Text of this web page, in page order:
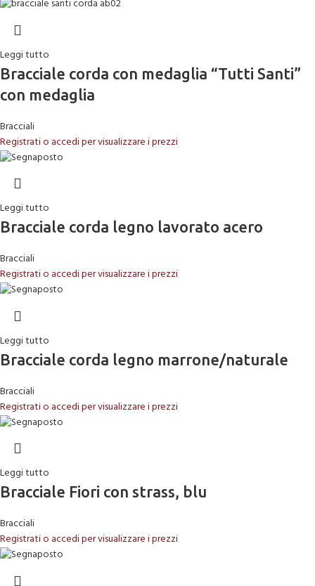
Leggi tutto
Bracciale corda con medaglia “Tutti Santi”
con medaglia
Bracciali
Registrati o accedi per visualizzare i prezzi
Leggi tutto
Bracciale corda legno lavorato acero
Bracciali
Registrati o accedi per visualizzare i prezzi
Leggi tutto
Bracciale corda legno marrone/naturale
Bracciali
Registrati o accedi per visualizzare i prezzi
Leggi tutto
Bracciale Fiori con strass, blu
Bracciali
Registrati o accedi per visualizzare i prezzi